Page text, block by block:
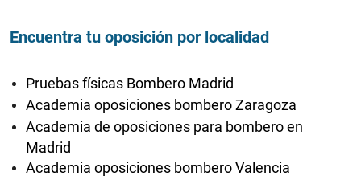
Encuentra tu oposición por localidad
Pruebas físicas Bombero Madrid
Academia oposiciones bombero Zaragoza
Academia de oposiciones para bombero en
Madrid
Academia oposiciones bombero Valencia